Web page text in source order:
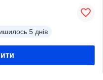
5 днів